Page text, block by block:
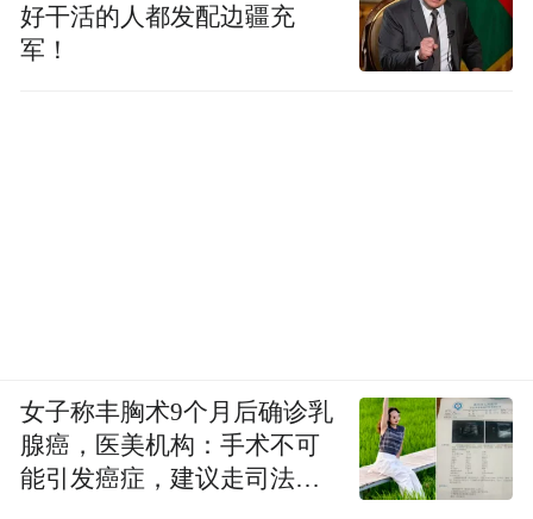
好干活的人都发配边疆充
军！
女子称丰胸术9个月后确诊乳
腺癌，医美机构：手术不可
能引发癌症，建议走司法途